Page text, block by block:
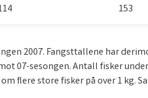
153
2007. Fangsttallene har
07-sesongen. Antall fisker
flere store fisker på over 1 kg.